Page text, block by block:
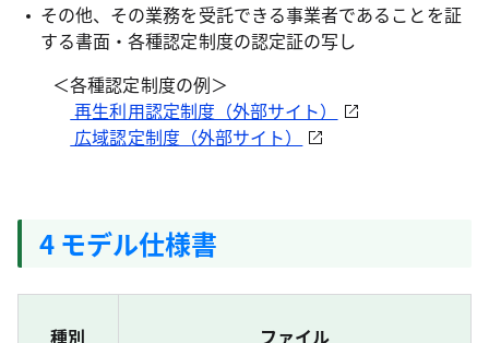
その他、その業務を受託できる事業者であることを証
する書面・各種認定制度の認定証の写し
＜各種認定制度の例＞
再生利用認定制度（外部サイト）
広域認定制度（外部サイト）
4 モデル仕様書
種別 ファイル